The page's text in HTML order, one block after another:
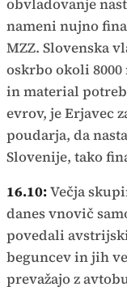
obvladovanje
nameni nujno
MZZ. Slovenska
oskrbo okoli
in material
evrov, je Erjavec
poudarja, da
Slovenije, tako
16.10:Večja
danes vnovič
povedali
beguncev in jih
prevažajo z